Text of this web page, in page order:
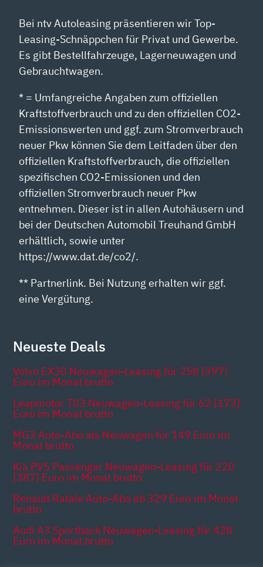
Bei ntv Autoleasing präsentieren wir Top-
Leasing-Schnäppchen für Privat und Gewerbe.
Es gibt Bestellfahrzeuge, Lagerneuwagen und
Gebrauchtwagen.
* = Umfangreiche Angaben zum offiziellen
Kraftstoffverbrauch und zu den offiziellen CO2-
Emissionswerten und ggf. zum Stromverbrauch
neuer Pkw können Sie dem Leitfaden über den
offiziellen Kraftstoffverbrauch, die offiziellen
spezifischen CO2-Emissionen und den
offiziellen Stromverbrauch neuer Pkw
entnehmen. Dieser ist in allen Autohäusern und
bei der Deutschen Automobil Treuhand GmbH
erhältlich, sowie unter
https://www.dat.de/co2/.
** Partnerlink. Bei Nutzung erhalten wir ggf.
eine Vergütung.
Neueste Deals
Volvo EX30 Neuwagen-Leasing für 258 [397]
Euro im Monat brutto
Leapmotor T03 Neuwagen-Leasing für 62 [173]
Euro im Monat brutto
MG3 Auto-Abo als Neuwagen für 149 Euro im
Monat brutto
Kia PV5 Passenger Neuwagen-Leasing für 220
[387] Euro im Monat brutto
Renault Rafale Auto-Abo ab 329 Euro im Monat
brutto
Audi A3 Sportback Neuwagen-Leasing für 428
Euro im Monat brutto